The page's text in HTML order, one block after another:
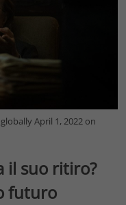
April 1, 2022 on
il suo ritiro?
futuro